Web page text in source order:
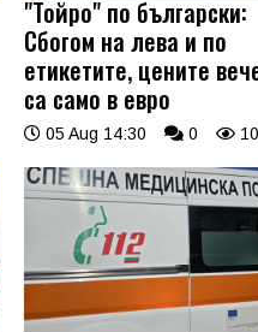
"Тойро" по български:
Сбогом на лева и по
етикетите, цените
са само в евро
05 Aug 14:30 0